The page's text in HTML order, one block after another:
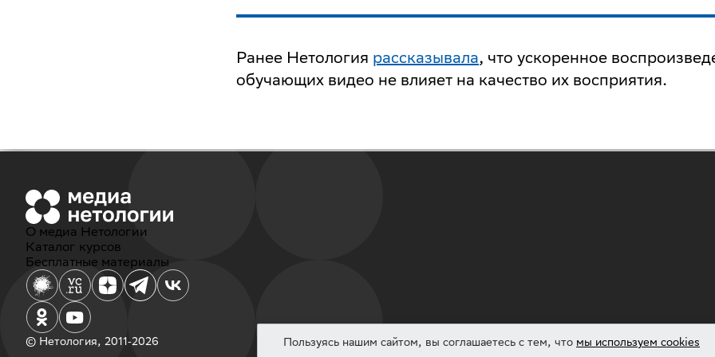
Ранее Нетология рассказывала, что ускоренное
обучающих видео не влияет на качество их восприятия.
О медиа Нетологии
Каталог курсов
Бесплатные материалы
© Нетология, 2011‐2026 Пользуясь нашим сайтом, вы соглашаетесь с тем, что мы используем cookies